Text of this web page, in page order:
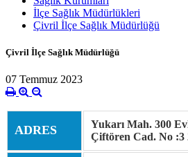
İlçe Sağlık Müdürlükleri
Çivril İlçe Sağlık Müdürlüğü
Çivril İlçe Sağlık Müdürlüğü
07 Temmuz 2023
ADRES
Yukarı Mah. 300
Çiftören Cad. No